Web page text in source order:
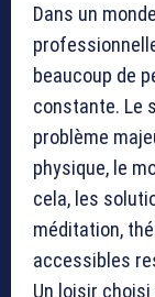
Dans un
beaucoup de
constante. Le
problème
physique, le
cela, les
méditation,
accessibles
Un loisir